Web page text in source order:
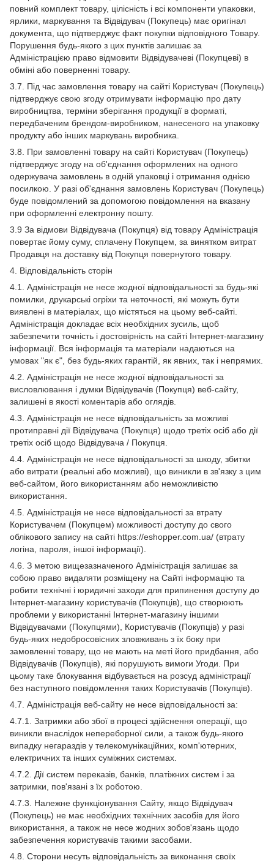
повний комплект товару, цілісність і всі компоненти упаковки,
ярлики, маркування та Відвідувач (Покупець) має оригінал
документа, що підтверджує факт покупки відповідного Товару.
Порушення будь-якого з цих пунктів залишає за
Адміністрацією право відмовити Відвідувачеві (Покупцеві) в
обміні або поверненні товару.
3.7. Під час замовлення товару на сайті Користувач (Покупець)
підтверджує свою згоду отримувати інформацію про дату
виробництва, терміни зберігання продукції в форматі,
передбаченим брендом-виробником, нанесеного на упаковку
продукту або інших маркувань виробника.
3.8. При замовленні товару на сайті Користувач (Покупець)
підтверджує згоду на об'єднання оформлених на одного
одержувача замовлень в одній упаковці і отримання однією
посилкою. У разі об'єднання замовлень Користувач (Покупець)
буде повідомлений за допомогою повідомлення на вказану
при оформленні електронну пошту.
3.9 За відмови Відвідувача (Покупця) від товару Адміністрація
повертає йому суму, сплачену Покупцем, за винятком витрат
Продавця на доставку від Покупця повернутого товару.
4. Відповідальність сторін
4.1. Адміністрація не несе жодної відповідальності за будь-які
помилки, друкарські огріхи та неточності, які можуть бути
виявлені в матеріалах, що містяться на цьому веб-сайті.
Адміністрація докладає всіх необхідних зусиль, щоб
забезпечити точність і достовірність на сайті Інтернет-магазину
інформації. Вся інформація та матеріали надаються на
умовах "як є", без будь-яких гарантій, як явних, так і непрямих.
4.2. Адміністрація не несе жодної відповідальності за
висловлювання і думки Відвідувачів (Покупця) веб-сайту,
залишені в якості коментарів або оглядів.
4.3. Адміністрація не несе відповідальність за можливі
протиправні дії Відвідувача (Покупця) щодо третіх осіб або дії
третіх осіб щодо Відвідувача / Покупця.
4.4. Адміністрація не несе відповідальності за шкоду, збитки
або витрати (реальні або можливі), що виникли в зв'язку з цим
веб-сайтом, його використанням або неможливістю
використання.
4.5. Адміністрація не несе відповідальності за втрату
Користувачем (Покупцем) можливості доступу до свого
облікового запису на сайті https://eshopper.com.ua/ (втрату
логіна, пароля, іншої інформації).
4.6. З метою вищезазначеного Адміністрація залишає за
собою право видаляти розміщену на Сайті інформацію та
робити технічні і юридичні заходи для припинення доступу до
Інтернет-магазину користувачів (Покупців), що створюють
проблеми у використанні Інтернет-магазину іншими
Відвідувачами (Покупцями), Користувачів (Покупців) у разі
будь-яких недобросовісних зловживань з їх боку при
замовленні товару, що не мають на меті його придбання, або
Відвідувачів (Покупців), які порушують вимоги Угоди. При
цьому таке блокування відбувається на розсуд адміністрації
без наступного повідомлення таких Користувачів (Покупців).
4.7. Адміністрація веб-сайту не несе відповідальності за:
4.7.1. Затримки або збої в процесі здійснення операції, що
виникли внаслідок непереборної сили, а також будь-якого
випадку негараздів у телекомунікаційних, комп'ютерних,
електричних та інших суміжних системах.
4.7.2. Дії систем переказів, банків, платіжних систем і за
затримки, пов'язані з їх роботою.
4.7.3. Належне функціонування Сайту, якщо Відвідувач
(Покупець) не має необхідних технічних засобів для його
використання, а також не несе жодних зобов'язань щодо
забезпечення користувачів такими засобами.
4.8. Сторони несуть відповідальність за виконання своїх